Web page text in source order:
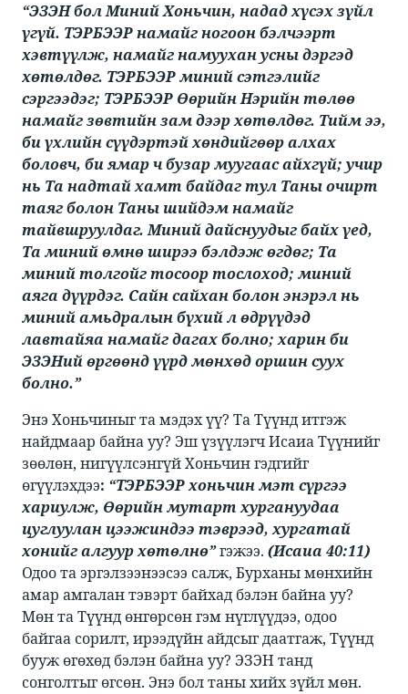
“ЭЗЭН бол Миний Хоньчин, надад хүсэх зүйл
үгүй. ТЭРБЭЭР намайг ногоон бэлчээрт
хэвтүүлж, намайг намуухан усны дэргэд
хөтөлдөг. ТЭРБЭЭР миний сэтгэлийг
сэргээдэг; ТЭРБЭЭР Өөрийн Нэрийн төлөө
намайг зөвтийн зам дээр хөтөлдөг. Тийм ээ,
би үхлийн сүүдэртэй хөндийгөөр алхах
боловч, би ямар ч бузар муугаас айхгүй; учир
нь Та надтай хамт байдаг тул Таны очирт
таяг болон Таны шийдэм намайг
тайвшруулдаг. Миний дайснуудыг байх үед,
Та миний өмнө ширээ бэлдэж өгдөг; Та
миний толгойг тосоор тослоход; миний
аяга дүүрдэг. Сайн сайхан болон энэрэл нь
миний амьдралын бүхий л өдрүүдэд
лавтайяа намайг дагах болно; харин би
ЭЗЭНий өргөөнд үүрд мөнхөд оршин суух
болно.”
​​Энэ Хоньчиныг та мэдэх үү? Та Түүнд итгэж
найдмаар байна уу? Эш үзүүлэгч Исаиа Түүнийг
зөөлөн, нигүүлсэнгүй Хоньчин гэдгийг
өгүүлэхдээ​: “ТЭРБЭЭР хоньчин мэт сүргээ
хариулж, Өөрийн мутарт хургануудаа
цуглуулан цээжиндээ тэврээд, хургатай
хонийг алгуур хөтөлнө”​​ гэжээ. ​​ (Исаиа 40:11)
Одоо та эргэлзээнээсээ салж, Бурханы мөнхийн
амар амгалан тэвэрт байхад бэлэн байна уу?
Мөн та Түүнд өнгөрсөн гэм нүглүүдээ, одоо
байгаа сорилт, ирээдүйн айдсыг даатгаж, Түүнд
бууж өгөхөд бэлэн байна уу? ЭЗЭН танд
сонголтыг өгсөн. Энэ бол таны хийх зүйл мөн. ​